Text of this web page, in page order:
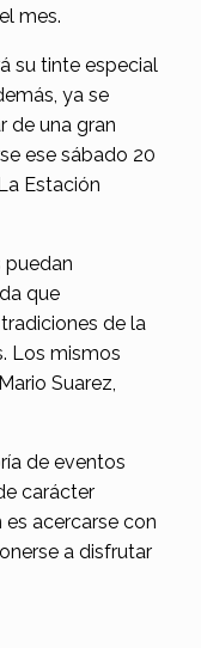
mes.
su tinte especial
ya se
de una gran
ese sábado 20
Estación
puedan
que
de la
Los mismos
Suarez,
de eventos
carácter
acercarse con
a disfrutar